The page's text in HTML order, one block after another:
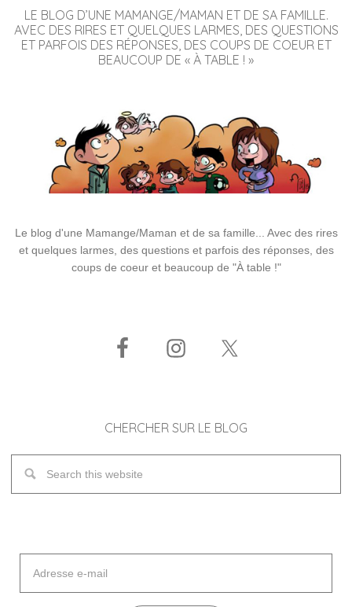
LE BLOG D’UNE MAMANGE/MAMAN ET DE SA FAMILLE.
AVEC DES RIRES ET QUELQUES LARMES, DES QUESTIONS
ET PARFOIS DES RÉPONSES, DES COUPS DE COEUR ET
BEAUCOUP DE « À TABLE ! »
Le blog d'une Mamange/Maman et de sa famille... Avec des rires
et quelques larmes, des questions et parfois des réponses, des
coups de coeur et beaucoup de "À table !"
CHERCHER SUR LE BLOG
mail